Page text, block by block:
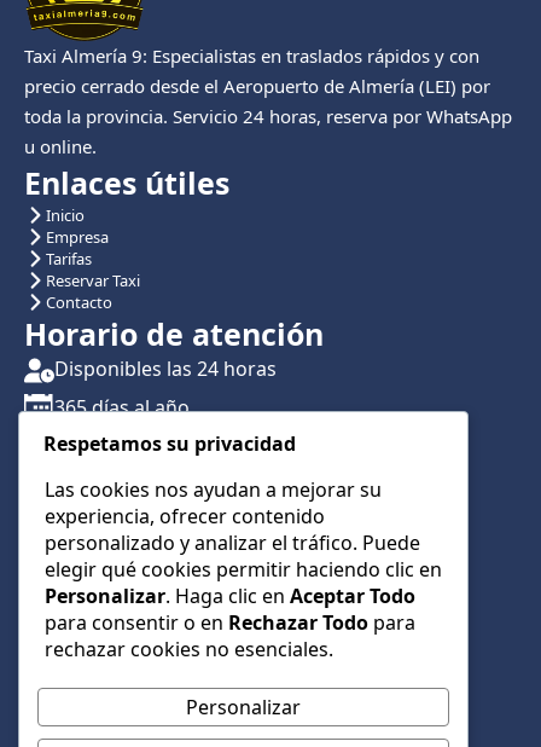
Taxi Almería 9: Especialistas en traslados rápidos y con
precio cerrado desde el Aeropuerto de Almería (LEI) por
toda la provincia. Servicio 24 horas, reserva por WhatsApp
u online.
Enlaces útiles
Inicio
Empresa
Tarifas
Reservar Taxi
Contacto
Horario de atención
Disponibles las 24 horas
365 días al año
Traslados con reserva previa
Atención por teléfono y WhatsApp 24/7
CONTÁCTANOS
+34 622 01 23 74
+34 622 01 23 74
info@taxialmeria9.com
Respetamos su privacidad
Las cookies nos ayudan a mejorar su
experiencia, ofrecer contenido
personalizado y analizar el tráfico. Puede
elegir qué cookies permitir haciendo clic en
Personalizar. Haga clic en Aceptar Todo
para consentir o en Rechazar Todo para
rechazar cookies no esenciales.
Personalizar